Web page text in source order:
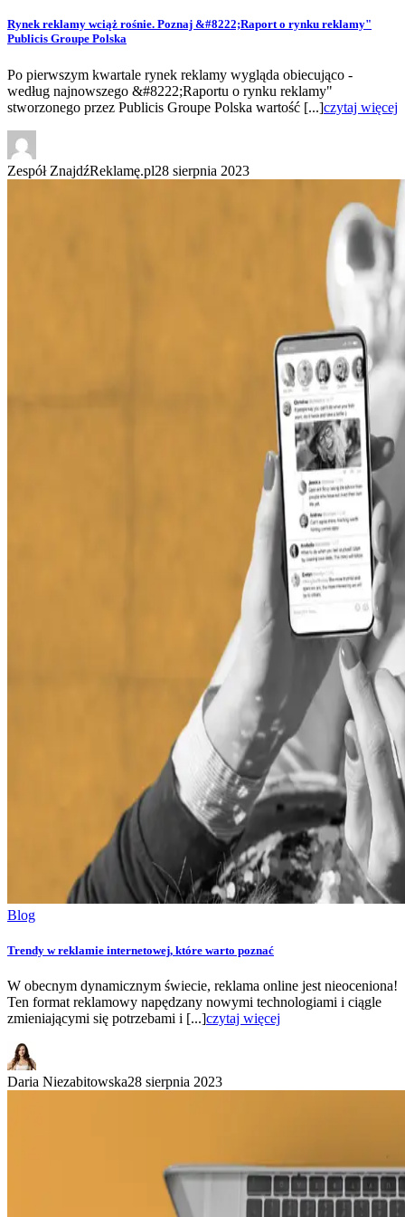
Rynek reklamy wciąż rośnie. Poznaj &#8222;Raport o rynku reklamy"
Publicis Groupe Polska
Po pierwszym kwartale rynek reklamy wygląda obiecująco -
według najnowszego &#8222;Raportu o rynku reklamy"
stworzonego przez Publicis Groupe Polska wartość [...]czytaj więcej
Zespół ZnajdźReklamę.pl28 sierpnia 2023
Blog
Trendy w reklamie internetowej, które warto poznać
W obecnym dynamicznym świecie, reklama online jest nieoceniona!
Ten format reklamowy napędzany nowymi technologiami i ciągle
zmieniającymi się potrzebami i [...]czytaj więcej
Daria Niezabitowska28 sierpnia 2023